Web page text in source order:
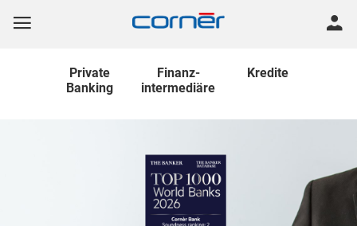
Private
Banking
Finanz-
intermediäre
Kredite